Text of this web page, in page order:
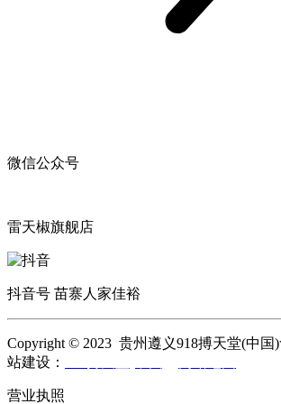
微信公众号
雷天椒旗舰店
抖音号 苗寨人家佳裕
Copyright © 2023 贵州遵义918搏天堂(中
站建设：
营业执照